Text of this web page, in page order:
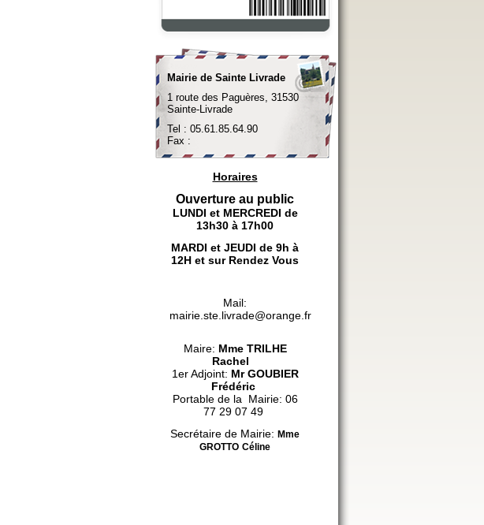
Mairie de Sainte Livrade
1 route des Paguères, 31530
Sainte-Livrade
Tel : 05.61.85.64.90
Fax :
Horaires
Ouverture au public
LUNDI et MERCREDI de
13h30 à 17h00
MARDI et JEUDI de 9h à
12H et sur Rendez Vous
Mail:
mairie.ste.livrade@orange.fr
Maire: Mme TRILHE
Rachel
1er Adjoint: Mr GOUBIER
Frédéric
Portable de la Mairie: 06
77 29 07 49
Secrétaire de Mairie: Mme
GROTTO Céline